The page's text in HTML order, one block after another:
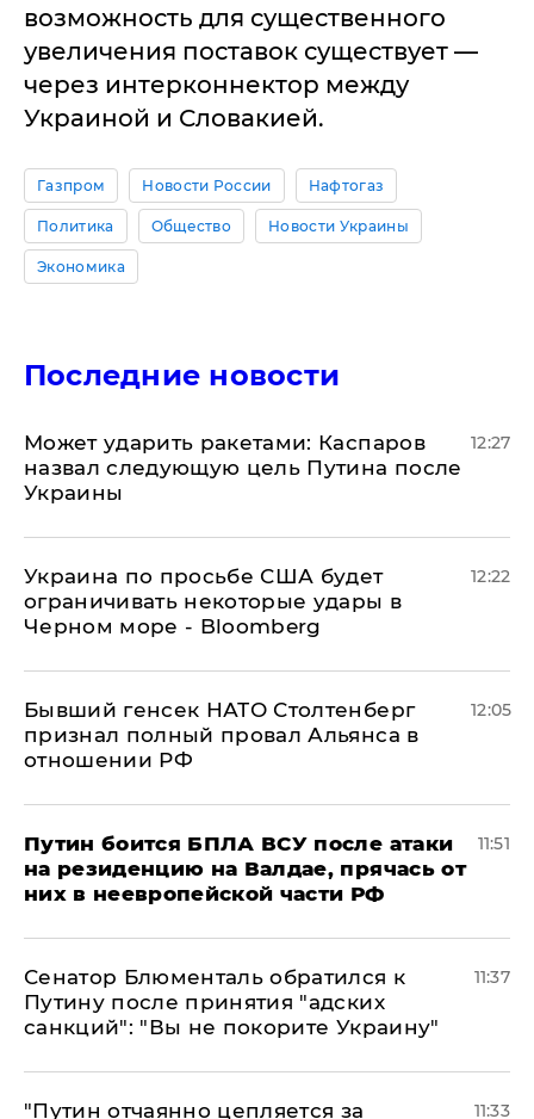
возможность для существенного
увеличения поставок существует —
через интерконнектор между
Украиной и Словакией.
Газпром Новости России Нафтогаз
Политика Общество Новости Украины
Экономика
Последние новости
Может ударить ракетами: Каспаров
назвал следующую цель Путина после
Украины
12:27
Украина по просьбе США будет
ограничивать некоторые удары в
Черном море - Bloomberg
12:22
Бывший генсек НАТО Столтенберг
признал полный провал Альянса в
отношении РФ
12:05
Путин боится БПЛА ВСУ после атаки
на резиденцию на Валдае, прячась от
них в неевропейской части РФ
11:51
Сенатор Блюменталь обратился к
Путину после принятия "адских
санкций": "Вы не покорите Украину"
11:37
"Путин отчаянно цепляется за 11:33